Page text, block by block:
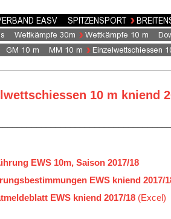
10 m kniend
EWS 10m, Saison 2017/18
EWS kniend 2017/
EWS kniend 2017/18 (Excel)